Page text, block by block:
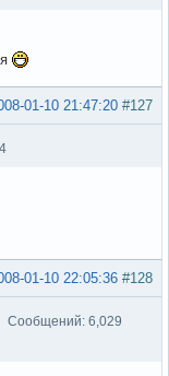
#127
01-10 21:47:20
#128
01-10 22:05:36
Сообщений: 6,029